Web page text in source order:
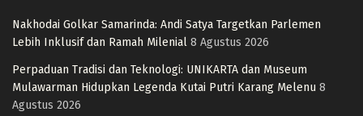
Nakhodai Golkar Samarinda: Andi Satya Targetkan Parlemen
Lebih Inklusif dan Ramah Milenial 8 Agustus 2026
Perpaduan Tradisi dan Teknologi: UNIKARTA dan Museum
Mulawarman Hidupkan Legenda Kutai Putri Karang Melenu 8
Agustus 2026